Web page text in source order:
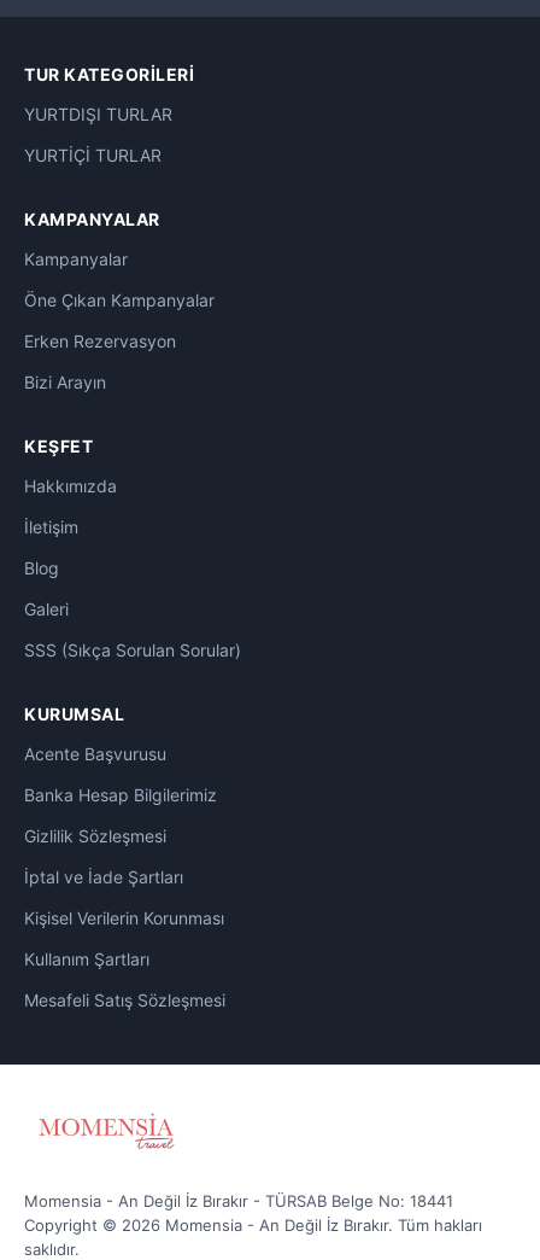
TUR KATEGORILERI
YURTDIŞI TURLAR
YURTİÇİ TURLAR
KAMPANYALAR
Kampanyalar
Öne Çıkan Kampanyalar
Erken Rezervasyon
Bizi Arayın
KEŞFET
Hakkımızda
İletişim
Blog
Galeri
SSS (Sıkça Sorulan Sorular)
KURUMSAL
Acente Başvurusu
Banka Hesap Bilgilerimiz
Gizlilik Sözleşmesi
İptal ve İade Şartları
Kişisel Verilerin Korunması
Kullanım Şartları
Mesafeli Satış Sözleşmesi
Momensia - An Değil İz Bırakır - TÜRSAB Belge No: 18441
Copyright © 2026 Momensia - An Değil İz Bırakır. Tüm hakları
saklıdır.